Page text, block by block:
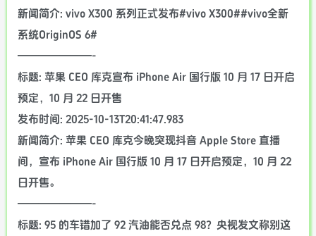
新闻简介: vivo X300 系列正式发布#vivo X300##vivo全新
系统OriginOS 6#
———————-
标题: 苹果 CEO 库克宣布 iPhone Air 国行版 10 月 17 日开启
预定，10 月 22 日开售
发布时间: 2025-10-13T20:41:47.983
新闻简介: 苹果 CEO 库克今晚突现抖音 Apple Store 直播
间，宣布 iPhone Air 国行版 10 月 17 日开启预定，10 月 22
日开售。
———————-
标题: 95 的车错加了 92 汽油能否兑点 98？央视发文称别这